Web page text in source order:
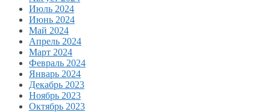
Июль 2024
Июнь 2024
Май 2024
Апрель 2024
Март 2024
Февраль 2024
Январь 2024
Декабрь 2023
Ноябрь 2023
Октябрь 2023